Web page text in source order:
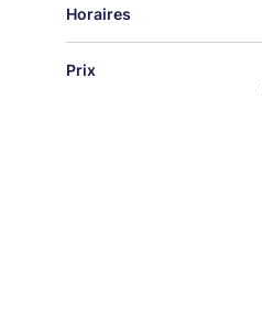
Horaires
Prix